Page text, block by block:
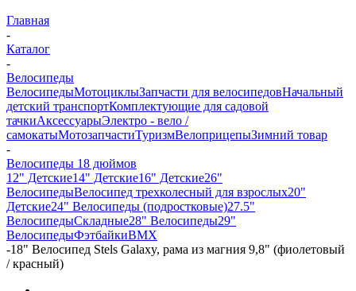
Главная
-
Каталог
-
Велосипеды
ВелосипедыМотоциклыЗапчасти для велосипедовНачальный
детский транспортКомплектующие для садовой
тачкиАксессуарыЭлектро - вело /
самокатыМотозапчастиТуризмВелоприцепыЗимний товар
-
Велосипеды 18 дюймов
12" Детские14" Детские16" Детские26"
ВелосипедыВелосипед трехколесный для взрослых20"
Детские24" Велосипеды (подростковые)27.5"
ВелосипедыСкладные28" Велосипеды29"
ВелосипедыФэтбайкиBMX
-18" Велосипед Stels Galaxy, рама из магния 9,8" (фиолетовый
/ красный)